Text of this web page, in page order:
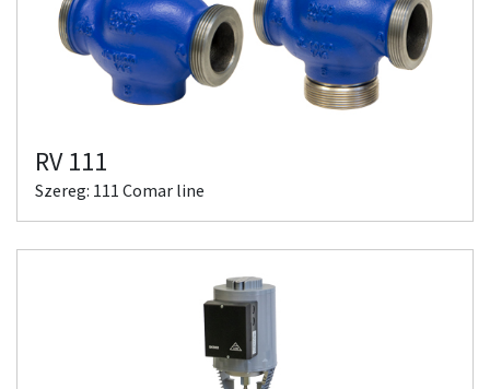
RV 111
Szereg: 111 Comar line